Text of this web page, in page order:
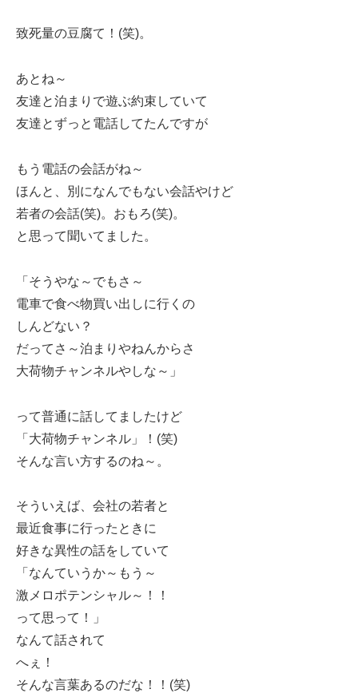
致死量の豆腐て！(笑)。
あとね～
友達と泊まりで遊ぶ約束していて
友達とずっと電話してたんですが
もう電話の会話がね～
ほんと、別になんでもない会話やけど
若者の会話(笑)。おもろ(笑)。
と思って聞いてました。
「そうやな～でもさ～
電車で食べ物買い出しに行くの
しんどない？
だってさ～泊まりやねんからさ
大荷物チャンネルやしな～」
って普通に話してましたけど
「大荷物チャンネル」！(笑)
そんな言い方するのね～。
そういえば、会社の若者と
最近食事に行ったときに
好きな異性の話をしていて
「なんていうか～もう～
激メロポテンシャル～！！
って思って！」
なんて話されて
へぇ！
そんな言葉あるのだな！！(笑)